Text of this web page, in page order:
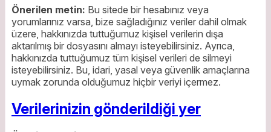
Önerilen metin: Bu sitede bir hesabınız veya
yorumlarınız varsa, bize sağladığınız veriler dahil olmak
üzere, hakkınızda tuttuğumuz kişisel verilerin dışa
aktarılmış bir dosyasını almayı isteyebilirsiniz. Ayrıca,
hakkınızda tuttuğumuz tüm kişisel verileri de silmeyi
isteyebilirsiniz. Bu, idari, yasal veya güvenlik amaçlarına
uymak zorunda olduğumuz hiçbir veriyi içermez.
Verilerinizin gönderildiği yer